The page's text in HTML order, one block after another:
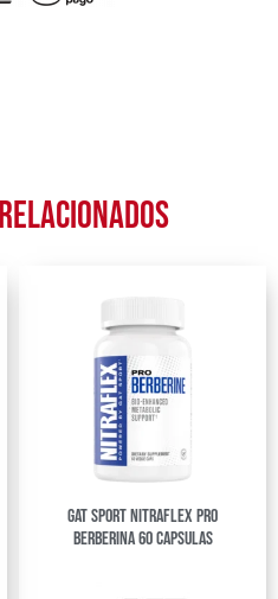
GAT Sport Nitraflex Pro
Berberina 60 Capsulas